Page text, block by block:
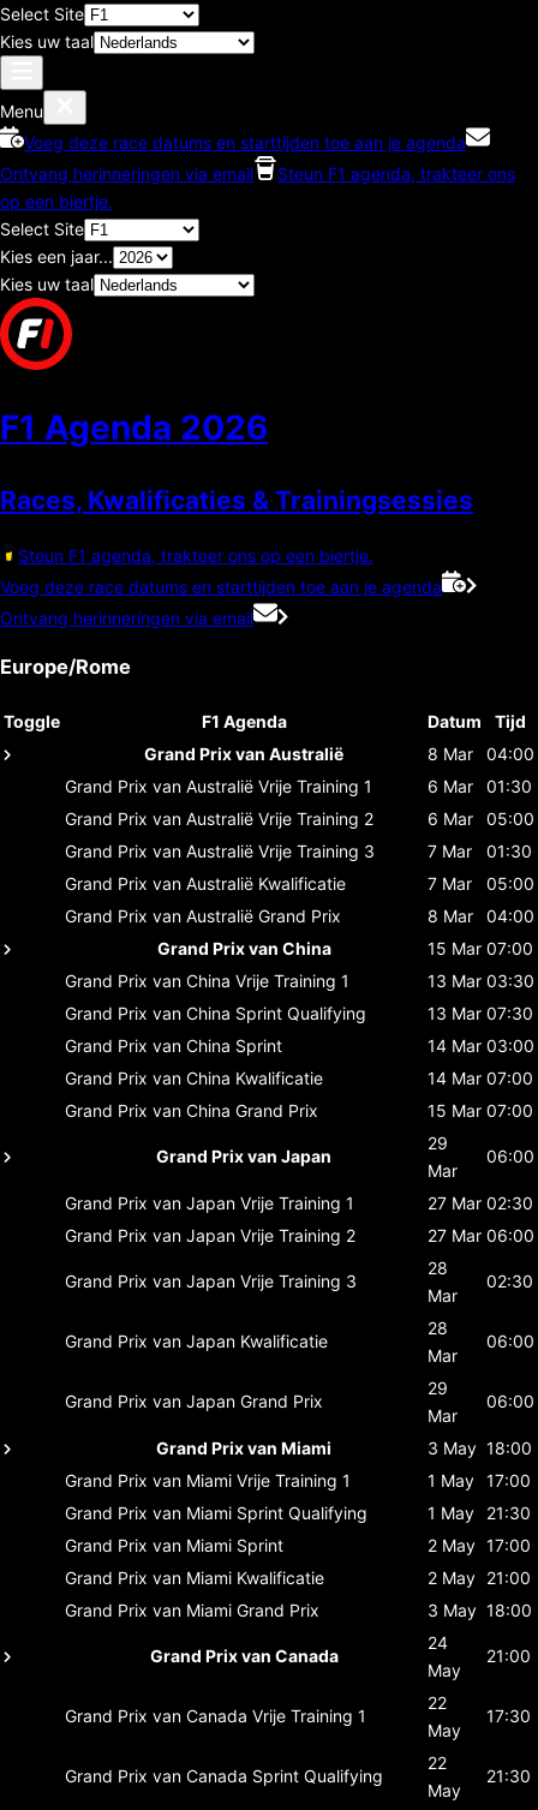
Select Site
Kies uw taal
Menu
Voeg deze race datums en starttijden toe aan je agenda
Ontvang herinneringen via email
Steun F1 agenda, trakteer ons
op een biertje.
Select Site
Kies een jaar...
Kies uw taal
F1 Agenda 2026
Races, Kwalificaties & Trainingsessies
Steun F1 agenda, trakteer ons op een biertje.
Voeg deze race datums en starttijden toe aan je agenda
Ontvang herinneringen via email
Europe/Rome
Toggle F1 Agenda Datum
Tijd
Grand Prix van Australië
8 Mar
04:00
Grand Prix van Australië Vrije Training 1 6 Mar
01:30
Grand Prix van Australië Vrije Training 2 6 Mar
05:00
Grand Prix van Australië Vrije Training 3 7 Mar
01:30
Grand Prix van Australië Kwalificatie 7 Mar
05:00
Grand Prix van Australië Grand Prix 8 Mar
04:00
Grand Prix van China
15 Mar 07:00
Grand Prix van China Vrije Training 1 13 Mar 03:30
Grand Prix van China Sprint Qualifying 13 Mar 07:30
Grand Prix van China Sprint 14 Mar 03:00
Grand Prix van China Kwalificatie 14 Mar 07:00
Grand Prix van China Grand Prix 15 Mar 07:00
Grand Prix van Japan
29
Mar
06:00
Grand Prix van Japan Vrije Training 1 27 Mar 02:30
Grand Prix van Japan Vrije Training 2 27 Mar 06:00
Grand Prix van Japan Vrije Training 3
28
Mar
02:30
Grand Prix van Japan Kwalificatie
28
Mar
06:00
Grand Prix van Japan Grand Prix
29
Mar
06:00
Grand Prix van Miami 3 May 18:00
Grand Prix van Miami Vrije Training 1 1 May 17:00
Grand Prix van Miami Sprint Qualifying 1 May
21:30
Grand Prix van Miami Sprint 2 May 17:00
Grand Prix van Miami Kwalificatie 2 May 21:00
Grand Prix van Miami Grand Prix 3 May 18:00
Grand Prix van Canada
24
May
21:00
Grand Prix van Canada Vrije Training 1
22
May
17:30
Grand Prix van Canada Sprint Qualifying
22
May
21:30